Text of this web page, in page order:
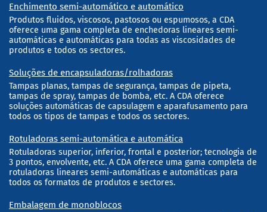
Enchimento semi-automático e automático
Produtos fluidos, viscosos, pastosos ou espumosos, a CDA
oferece uma gama completa de enchedoras lineares semi-
automáticas e automáticas para todas as viscosidades de
produtos e todos os sectores.
Soluções de encapsuladoras/rolhadoras
Tampas planas, tampas de segurança, tampas de pipeta,
tampas de spray, tampas de bomba, etc. A CDA oferece
soluções automáticas de capsulagem e aparafusamento para
todos os tipos de tampas e todos os sectores.
Rotuladoras semi-automática e automática
Rotuladoras superior, inferior, frontal e posterior; tecnologia de
3 pontos, envolvente, etc. A CDA oferece uma gama completa de
rotuladoras lineares semi-automáticas e automáticas para
todos os formatos de produtos e sectores.
Embalagem de monoblocos